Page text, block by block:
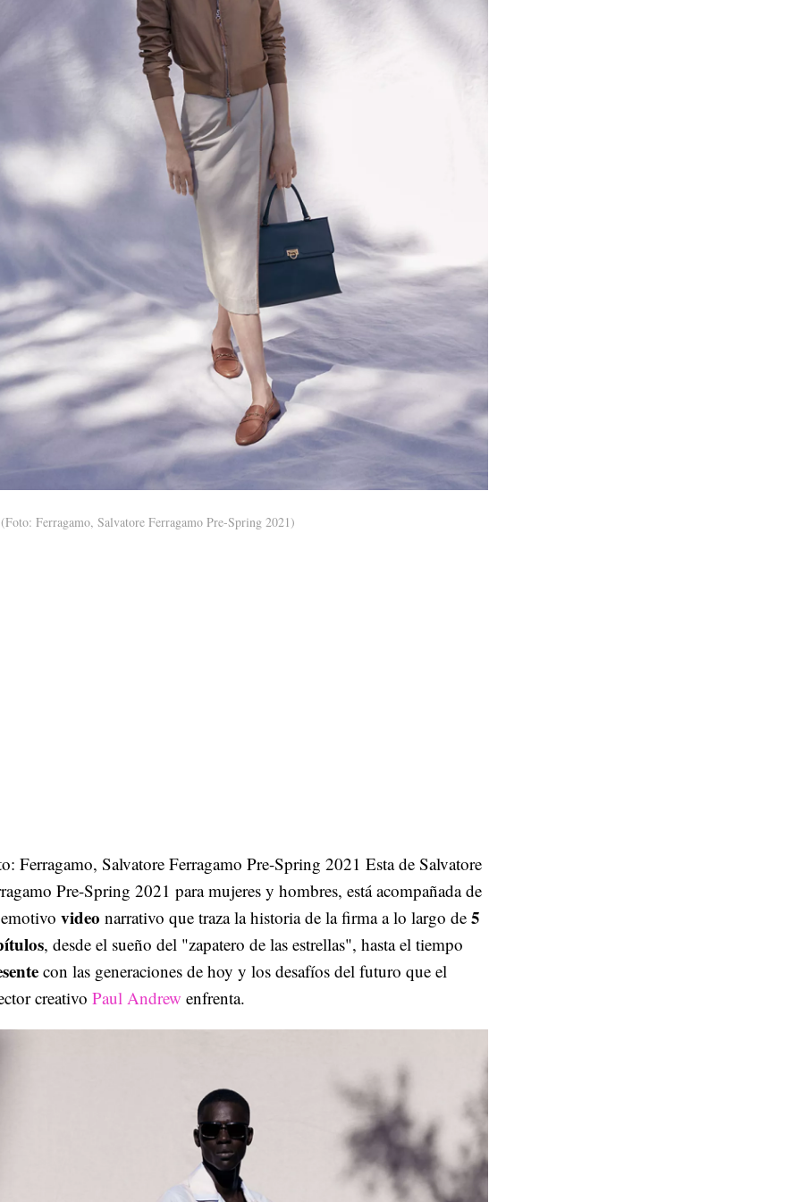
(Foto: Ferragamo, Salvatore Ferragamo Pre-Spring 2021)
Ferragamo, Salvatore Ferragamo Pre-Spring 2021 Esta de Salvatore
Pre-Spring 2021 para mujeres y hombres, está acompañada de
video narrativo que traza la historia de la firma a lo largo de 5
, desde el sueño del "zapatero de las estrellas", hasta el tiempo
con las generaciones de hoy y los desafíos del futuro que el
creativo Paul Andrew enfrenta.